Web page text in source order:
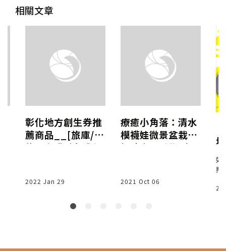
相關文章
彰化地方創生券推
薦商品__[旅庫/
旅。咖啡](實體與
2022 Jan 29
療癒小角落：清水
模襪娃微景盆栽│
好時光玩手作X解
2021 Oct 06
-
如
照
家